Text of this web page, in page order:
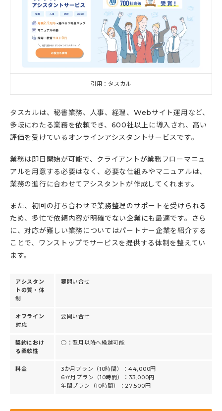
引用：タスカル
タスカルは、秘書業務、人事、経理、Webサイト運用など、
多岐にわたる業務を依頼でき、600社以上に導入され、高い
評価を受けているオンラインアシスタントサービスです。
業務は即日開始が可能で、クライアントが業務フローマニュ
アルを用意する必要はなく、必要な仕組みやマニュアルは、
業務の進行に合わせてアシスタントが作成してくれます。
また、初回の打ち合わせで業務整理のサポートを受けられる
ため、多忙で依頼内容が明確でない企業にも最適です。さら
に、対応が難しい業務についてはパートナー企業を紹介する
ことで、ワンストップでサービスを提供する体制を整えてい
ます。
アシスタン
トの質・体
制
要問い合せ
オフライン
対応
要問い合せ
契約におけ
る柔軟性
○：翌月以降へ繰越可能
料金
3か月プラン（10時間）：44,000円
6か月プラン（10時間）：33,000円
年間プラン（10時間）：27,500円